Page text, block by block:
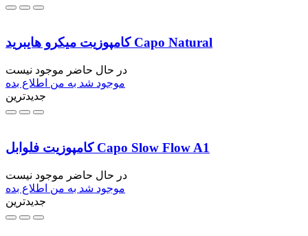
کامپوزیت میکرو هایبرید Capo Natural
در حال حاضر موجود نیست
موجود شد به من اطلاع بده
جدیدترین
کامپوزیت فلوابل Capo Slow Flow A1
در حال حاضر موجود نیست
موجود شد به من اطلاع بده
جدیدترین